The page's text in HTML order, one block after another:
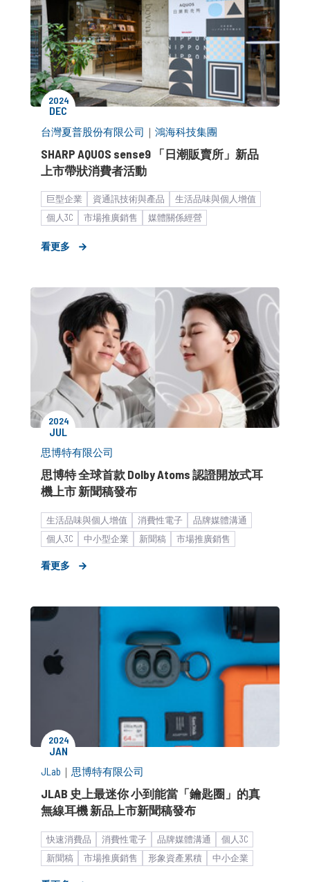
2024
DEC
台灣夏普股份有限公司 ｜ 鴻海科技集團
SHARP AQUOS sense9 「日潮販賣所」新品
上市帶狀消費者活動
巨型企業 資通訊技術與產品
生活品味與個人增值
個人3C
市場推廣銷售
媒體關係經營
品牌市場溝通
看更多
2024
JUL
思博特有限公司
思博特 全球首款 Dolby Atoms 認證開放式耳
機上市 新聞稿發布
生活品味與個人增值 消費性電子
品牌媒體溝通
個人3C
中小型企業 新聞稿 市場推廣銷售
看更多
2024
JAN
JLab ｜ 思博特有限公司
JLAB 史上最迷你 小到能當「鑰匙圈」的真
無線耳機 新品上市新聞稿發布
快速消費品 消費性電子 品牌媒體溝通
個人3C
新聞稿
市場推廣銷售 形象資產累積 中小企業